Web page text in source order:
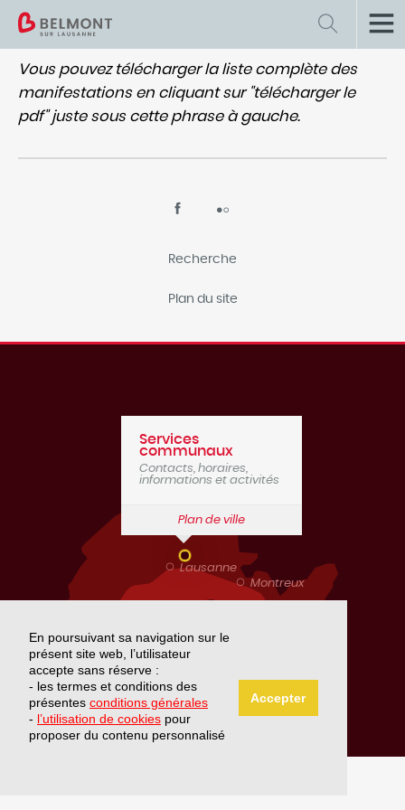
En poursuivant sa navigation sur le
présent site web, l’utilisateur
accepte sans réserve :
- les termes et conditions des
présentes conditions générales
- l’utilisation de cookies pour
proposer du contenu personnalisé
Accepter
Retour Actualités et infos
Informations municipales
Actualités
Plan énergie et climat communal
Information "Sécurité"
Pilier Public
Journal communal
Numéros d'urgence
Etat de Vaud - Publications diverses
Vous pouvez télécharger la liste complète des
manifestations en cliquant sur "télécharger le
pdf" juste sous cette phrase à gauche.
Recherche
Plan du site
Services
communaux
Contacts, horaires,
informations et activités
Plan de ville
Lausanne
Genève
Montreux